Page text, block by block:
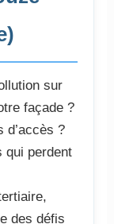
sur
façade ?
d’accès ?
qui perdent
des défis